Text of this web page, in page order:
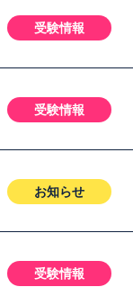
受験情報
受験情報
お知らせ
受験情報